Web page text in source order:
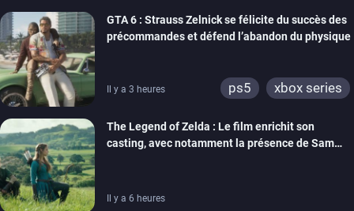
GTA 6 : Strauss Zelnick se félicite du succès des
précommandes et défend l’abandon du physique
Il y a 3 heures ps5 xbox series
The Legend of Zelda : Le film enrichit son
casting, avec notamment la présence de Sam
Il y a 6 heures